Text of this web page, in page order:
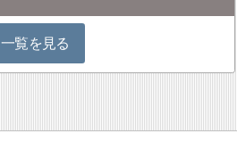
一覧を見る